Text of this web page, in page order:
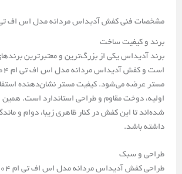
مشخصات فنی کفش آدیداس مردانه مدل اس اف تی ام
برند و کیفیت ساخت
برند آدیداس یکی از بزرگ‌ترین و معتبرترین
مستر عرضه می‌شود. کیفیت مستر نشان‌دهنده
اولیه، دوخت مقاوم و طراحی استاندارد است.
شده‌اند تا این کفش در کنار ظاهری زیبا، دوام و
داشته باشد.
طراحی و سبک